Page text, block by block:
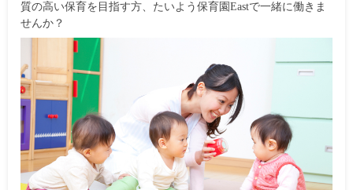
質の高い保育を目指す方、たいよう保育園Eastで一緒に働きま
せんか？